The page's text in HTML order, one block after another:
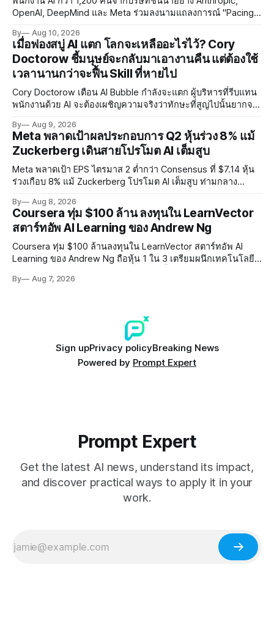
OpenAI, DeepMind และ Meta ร่วมลงนามแถลงการณ์ "Pacing
จังหวะการพัฒนา AI ท่ามกลางความกังวลด้าน RSI และ
Misalignment
By Aug 10, 2026
เมื่อฟองสบู่ AI แตก โลกจะเหลืออะไรไว้? Cory
Doctorow ชี้มนุษย์จะกลับมาเอางานคืน แต่ต้องใช้
เวลานานกว่าจะฟื้น Skill ที่หายไป
Cory Doctorow เตือน AI Bubble กำลังจะแตก ผู้บริหารที่รีบแทน
พนักงานด้วย AI จะต้องเผชิญความจริงว่าทักษะที่สูญไปนั้นยากจะ
Source แทน
By Aug 9, 2026
Meta พลาดเป้าผลประกอบการ Q2 หุ้นร่วง 8% แม้
Zuckerberg เดินสายโปรโมต AI เต็มสูบ
Meta พลาดเป้า EPS ไตรมาส 2 ต่ำกว่า Consensus ที่ $7.14 หุ้น
ร่วงเกือบ 8% แม้ Zuckerberg โปรโมต AI เต็มสูบ ท่ามกลาง
การทำร้ายเด็ก
By Aug 8, 2026
Coursera ทุ่ม $100 ล้าน ลงทุนใน LearnVector
สตาร์ทอัพ AI Learning ของ Andrew Ng
Coursera ทุ่ม $100 ล้านลงทุนใน LearnVector สตาร์ทอัพ AI
Learning ของ Andrew Ng ถือหุ้น 1 ใน 3 เตรียมผนึกเทคโนโลยี
แรกต้นปี 2027
By Aug 7, 2026
Sign upPrivacy policyBreaking News
Powered by Prompt Expert
Prompt Expert
Get the latest AI news, understand its impact,
and discover practical ways to apply it in your
work.